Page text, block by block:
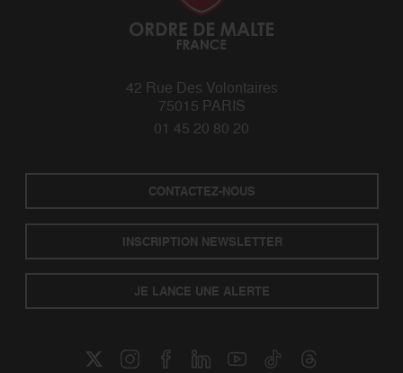
42 Rue Des Volontaires
75015 PARIS
01 45 20 80 20
CONTACTEZ-NOUS
INSCRIPTION NEWSLETTER
JE LANCE UNE ALERTE